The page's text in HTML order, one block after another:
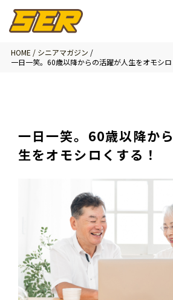
HOME / シニアマガジン /
一日一笑。60歳以降からの活躍が人生をオモシロ
一日一笑。60歳以降か
生をオモシロくする！